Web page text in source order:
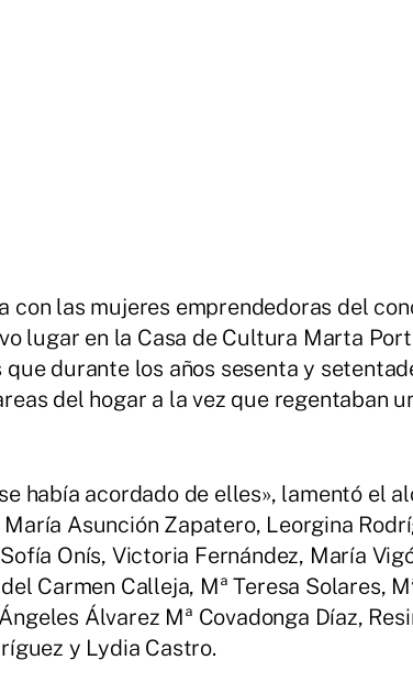
con las mujeres emprendedoras del
lugar en la Casa de Cultura Marta
durante los años sesenta y
del hogar a la vez que regentaban
había acordado de elles», lamentó el
Asunción Zapatero, Leorgina
Onís, Victoria Fernández, María
Carmen Calleja, Mª Teresa Solares,
Álvarez Mª Covadonga Díaz,
y Lydia Castro.